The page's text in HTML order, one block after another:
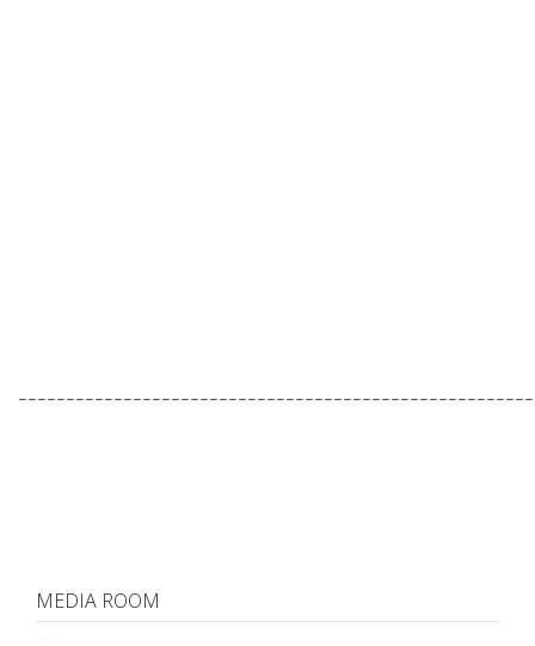
MEDIA ROOM